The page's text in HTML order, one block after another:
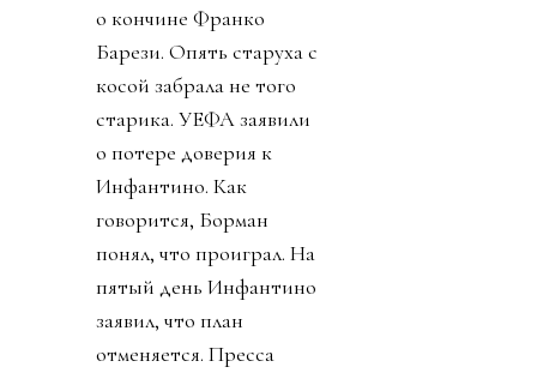
о кончине Франко
Барези. Опять старуха с
косой забрала не того
старика. УЕФА заявили
о потере доверия к
Инфантино. Как
говорится, Борман
понял, что проиграл. На
пятый день Инфантино
заявил, что план
отменяется. Пресса